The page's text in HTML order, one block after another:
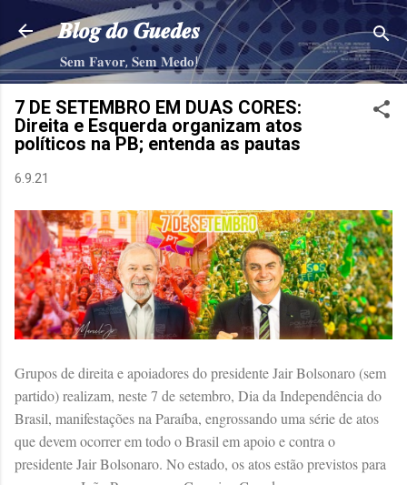
Pular para o conteúdo principal
𝑩𝒍𝒐𝒈 𝒅𝒐 𝑮𝒖𝒆𝒅𝒆𝒔
𝐒𝐞𝐦 𝐅𝐚𝐯𝐨𝐫, 𝐒𝐞𝐦 𝐌𝐞𝐝𝐨!
7 DE SETEMBRO EM DUAS CORES:
Direita e Esquerda organizam atos
políticos na PB; entenda as pautas
6.9.21
Grupos de direita e apoiadores do presidente Jair Bolsonaro (sem
partido) realizam, neste 7 de setembro, Dia da Independência do
Brasil, manifestações na Paraíba, engrossando uma série de atos
que devem ocorrer em todo o Brasil em apoio e contra o
presidente Jair Bolsonaro. No estado, os atos estão previstos para